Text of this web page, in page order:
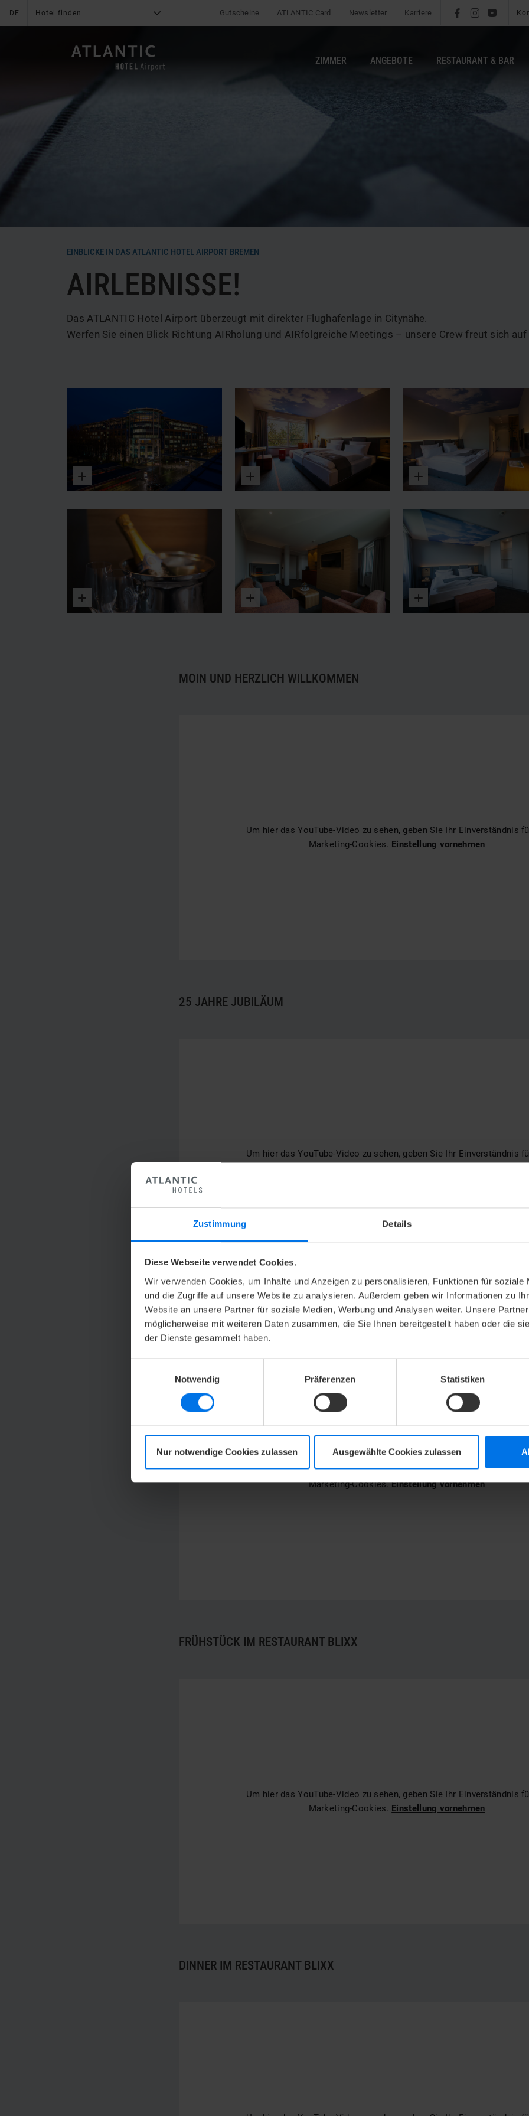
Zustimmung Details
Diese Webseite verwendet Cookies.
Wir verwenden Cookies, um Inhalte und Anzeigen zu personalisieren, Funktionen für soziale
und die Zugriffe auf unsere Website zu analysieren. Außerdem geben wir Informationen zu
Website an unsere Partner für soziale Medien, Werbung und Analysen weiter. Unsere
möglicherweise mit weiteren Daten zusammen, die Sie Ihnen bereitgestellt haben oder die
der Dienste gesammelt haben.
Notwendig
Präferenzen Statistiken
Nur notwendige Cookies zulassen Ausgewählte Cookies zulassen
DE Hotel finden G Gutscheine ATLANTIC Card Newsletter Karriere l é m
X
ZIMMER ANGEBOTE RESTAURANT & BAR
DAS HOTEL
Fitness
Lage & Anreise
EINBLICKE IN DAS ATLANTIC HOTEL AIRPORT BREMEN
AIRLEBNISSE!
Das ATLANTIC Hotel Airport überzeugt mit direkter Flughafenlage in Citynähe.
Werfen Sie einen Blick Richtung AIRholung und AIRfolgreiche Meetings – unsere Crew freut sich auf
MOIN UND HERZLICH WILLKOMMEN
Um hier das YouTube-Video zu sehen, geben Sie Ihr Einverständnis
Marketing-Cookies. Einstellung vornehmen
25 JAHRE JUBILÄUM
Um hier das YouTube-Video zu sehen, geben Sie Ihr Einverständnis
ATLANTIC Hotel Airport Bremen - Happy Birthday
BUSINESS ZIMMER IM AVIATION-STYLE
Um hier das YouTube-Video zu sehen, geben Sie Ihr Einverständnis
Marketing-Cookies.Einstellung vornehmen
FRÜHSTÜCK IM RESTAURANT BLIXX
Um hier das YouTube-Video zu sehen, geben Sie Ihr Einverständnis
Marketing-Cookies. Einstellung vornehmen
DINNER IM RESTAURANT BLIXX